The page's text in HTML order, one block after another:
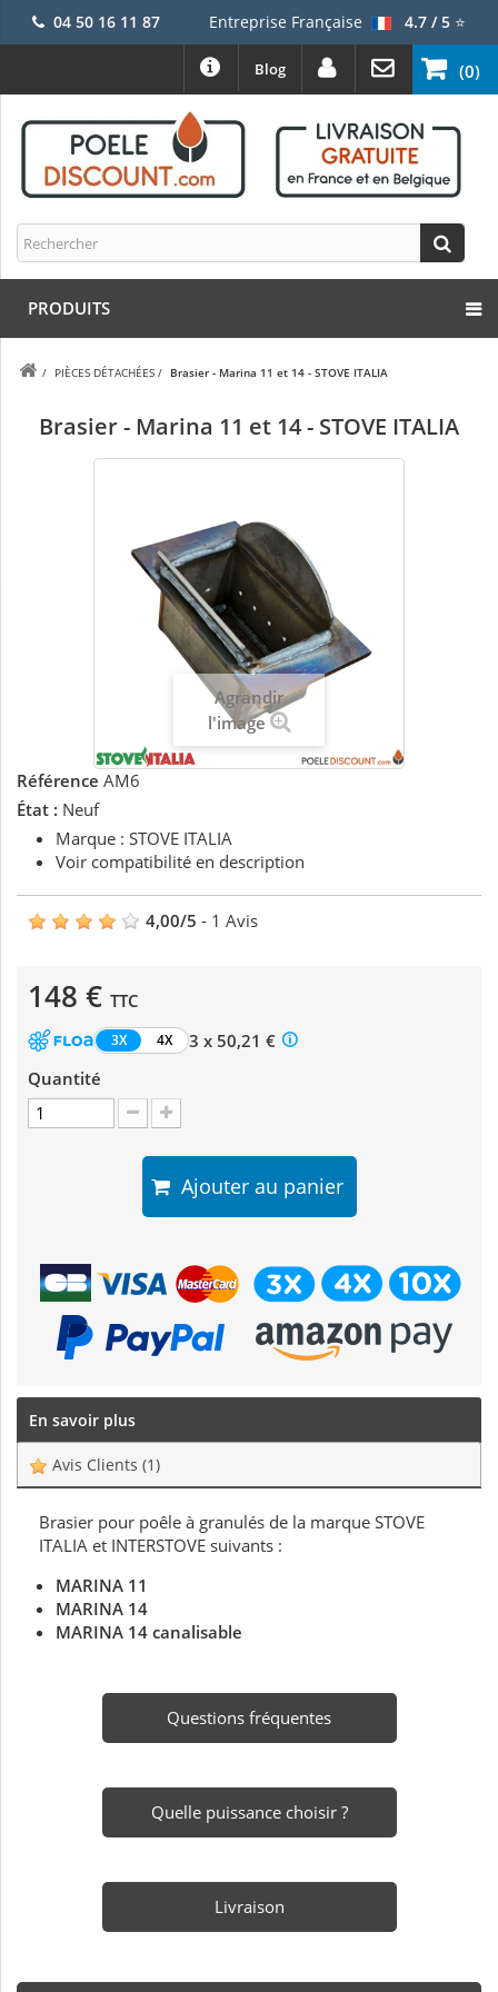
04 50 16 11 87 Entreprise Française 4.7 / 5⭐
(0)
Blog
PRODUITS
/ PIÈCES DÉTACHÉES / Brasier - Marina 11 et 14 - STOVE ITALIA
Brasier - Marina 11 et 14 - STOVE ITALIA
Agrandir
l'image
Référence AM6
État : Neuf
Marque : STOVE ITALIA
Voir compatibilité en description
4,00/5 - 1 Avis
148 € TTC
3X 4X
3 x 50,21 €
Quantité
Ajouter au panier
En savoir plus
Avis Clients (1)
Brasier pour poêle à granulés de la marque STOVE
ITALIA et INTERSTOVE suivants :
MARINA 11
MARINA 14
MARINA 14 canalisable
Questions fréquentes
Quelle puissance choisir ?
Livraison